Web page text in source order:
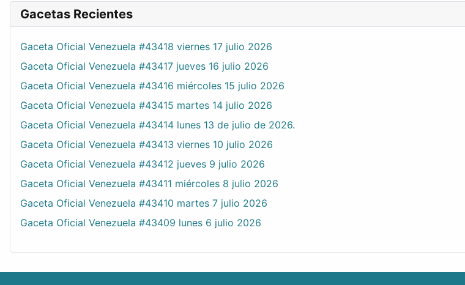
Gacetas Recientes
Gaceta Oficial Venezuela #43418 viernes 17 julio 2026
Gaceta Oficial Venezuela #43417 jueves 16 julio 2026
Gaceta Oficial Venezuela #43416 miércoles 15 julio 2026
Gaceta Oficial Venezuela #43415 martes 14 julio 2026
Gaceta Oficial Venezuela #43414 lunes 13 de julio de 2026.
Gaceta Oficial Venezuela #43413 viernes 10 julio 2026
Gaceta Oficial Venezuela #43412 jueves 9 julio 2026
Gaceta Oficial Venezuela #43411 miércoles 8 julio 2026
Gaceta Oficial Venezuela #43410 martes 7 julio 2026
Gaceta Oficial Venezuela #43409 lunes 6 julio 2026